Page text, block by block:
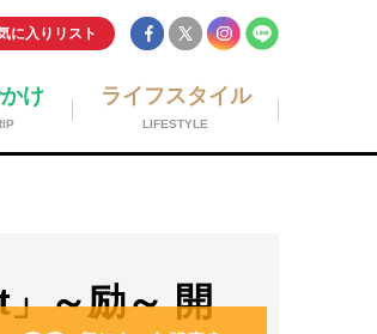
に入りリスト
ライフスタイル
LIFESTYLE
け
～励～ 開